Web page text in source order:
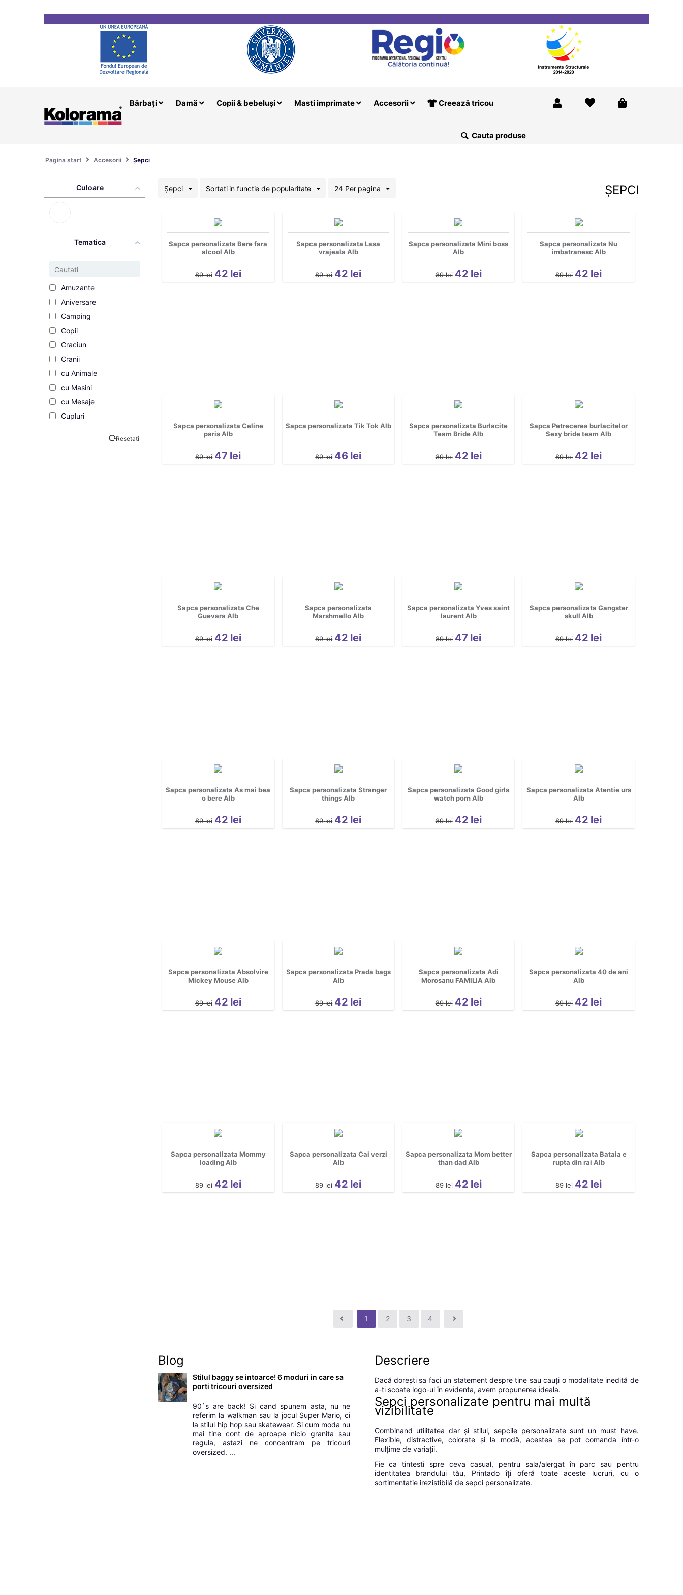
Bărbați Damă Copii & bebeluși Masti imprimate Accesorii Creează tricou
Pagina start Accesorii Șepci
Culoare
Tematica
Amuzante
Aniversare
Camping
Copii
Craciun
Cranii
cu Animale
cu Masini
cu Mesaje
Cupluri
Resetati
ȘEPCI
Șepci Sortati in functie de popularitate 24 Per pagina
Sapca personalizata Bere fara
alcool Alb
89 lei 42 lei
Sapca personalizata Lasa
vrajeala Alb
89 lei 42 lei
Sapca personalizata Mini boss
Alb
89 lei 42 lei
Sapca personalizata Nu
imbatranesc Alb
89 lei 42 lei
Sapca personalizata Celine
paris Alb
89 lei 47 lei
Sapca personalizata Tik Tok Alb
89 lei 46 lei
Sapca personalizata Burlacite
Team Bride Alb
89 lei 42 lei
Sapca Petrecerea burlacitelor
Sexy bride team Alb
89 lei 42 lei
Sapca personalizata Che
Guevara Alb
89 lei 42 lei
Sapca personalizata
Marshmello Alb
89 lei 42 lei
Sapca personalizata Yves saint
laurent Alb
89 lei 47 lei
Sapca personalizata Gangster
skull Alb
89 lei 42 lei
Sapca personalizata As mai bea
o bere Alb
89 lei 42 lei
Sapca personalizata Stranger
things Alb
89 lei 42 lei
Sapca personalizata Good girls
watch porn Alb
89 lei 42 lei
Sapca personalizata Atentie urs
Alb
89 lei 42 lei
Sapca personalizata Absolvire
Mickey Mouse Alb
89 lei 42 lei
Sapca personalizata Prada bags
Alb
89 lei 42 lei
Sapca personalizata Adi
Morosanu FAMILIA Alb
89 lei 42 lei
Sapca personalizata 40 de ani
Alb
89 lei 42 lei
Sapca personalizata Mommy
loading Alb
89 lei 42 lei
Sapca personalizata Cai verzi
Alb
89 lei 42 lei
Sapca personalizata Mom better
than dad Alb
89 lei 42 lei
Sapca personalizata Bataia e
rupta din rai Alb
89 lei 42 lei
1 2 3 4
Blog
Stilul baggy se intoarce! 6 moduri in care sa
porti tricouri oversized
90`s are back! Si cand spunem asta, nu ne
referim la walkman sau la jocul Super Mario, ci
la stilul hip hop sau skatewear. Si cum moda nu
mai tine cont de aproape nicio granita sau
regula, astazi ne concentram pe tricouri
oversized. ...
Descriere
Dacă dorești sa faci un statement despre tine sau cauți o modalitate inedită de
a-ti scoate logo-ul în evidenta, avem propunerea ideala.
Sepci personalizate pentru mai multă
vizibilitate
Combinand utilitatea dar și stilul, sepcile personalizate sunt un must have.
Flexible, distractive, colorate și la modă, acestea se pot comanda într-o
mulțime de variații.
Fie ca tintesti spre ceva casual, pentru sala/alergat în parc sau pentru
identitatea brandului tău, Printado îți oferă toate aceste lucruri, cu o
sortimentatie irezistibilă de sepci personalizate.